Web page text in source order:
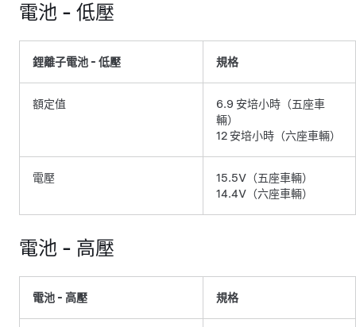
電池 - 低壓
鋰離子電池 - 低壓 規格
額定值 6.9 安培小時 （五座車
輛）
12 安培小時（六座車輛）
電壓 15.5V （五座車輛）
14.4V（六座車輛）
電池 - 高壓
電池 - 高壓 規格